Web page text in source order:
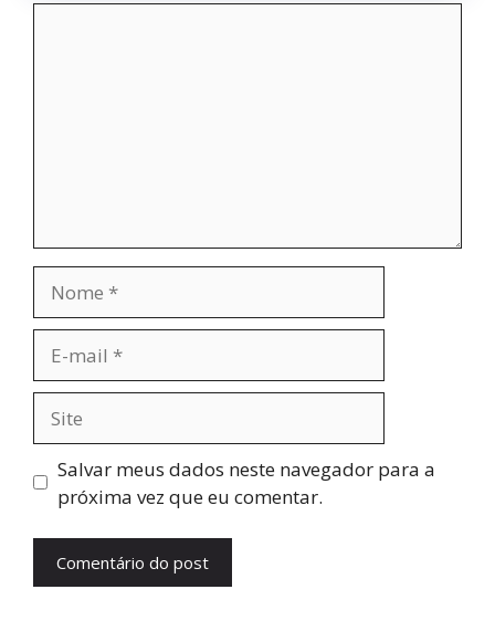
mail
Salvar meus dados neste navegador para a
próxima vez que eu comentar.